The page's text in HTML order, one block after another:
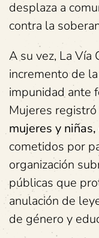
desplaza a
contra la
A su vez, La Vía
incremento de
impunidad ante
Mujeres registró
mujeres y
cometidos por
organización
públicas que
anulación de
de género y